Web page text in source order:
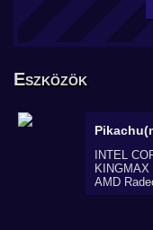
Eszközök
INTEL
KINGMAX
AMD